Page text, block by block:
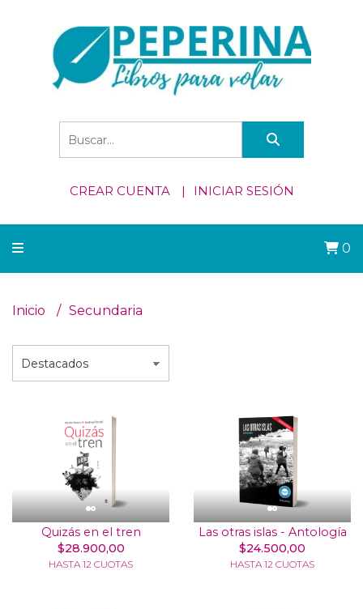
CREAR CUENTA INICIAR SESIÓN
0
Inicio Secundaria
Quizás en el tren
$28.900,00
HASTA 12 CUOTAS
Las otras islas - Antología
$24.500,00
HASTA 12 CUOTAS